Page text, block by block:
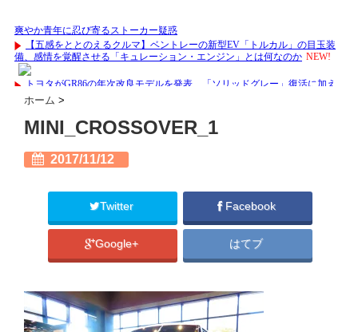
ホーム >
MINI_CROSSOVER_1
2017/11/12
Twitter Facebook
Google+ はてブ